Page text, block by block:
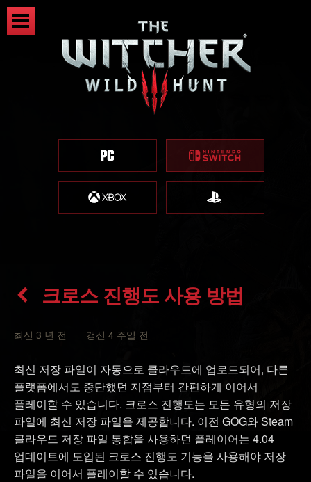
크로스 진행도 사용 방법
최신 3 년 전 갱신 4 주일 전
최신 저장 파일이 자동으로 클라우드에 업로드되어, 다른
플랫폼에서도 중단했던 지점부터 간편하게 이어서
플레이할 수 있습니다. 크로스 진행도는 모든 유형의 저장
파일에 최신 저장 파일을 제공합니다. 이전 GOG와 Steam
클라우드 저장 파일 통합을 사용하던 플레이어는 4.04
업데이트에 도입된 크로스 진행도 기능을 사용해야 저장
파일을 이어서 플레이할 수 있습니다.